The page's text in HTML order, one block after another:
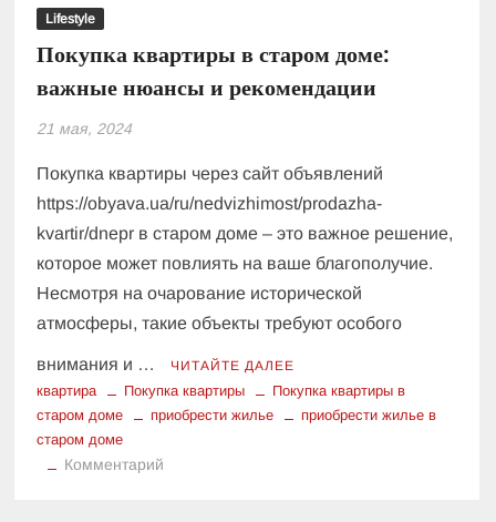
Lifestyle
Покупка квартиры в старом доме:
важные нюансы и рекомендации
21 мая, 2024
Покупка квартиры через сайт объявлений
https://obyava.ua/ru/nedvizhimost/prodazha-
kvartir/dnepr в старом доме – это важное решение,
которое может повлиять на ваше благополучие.
Несмотря на очарование исторической
атмосферы, такие объекты требуют особого
внимания и … ЧИТАЙТЕ ДАЛЕЕ
квартира Покупка квартиры
Покупка квартиры в
старом доме
приобрести жилье
приобрести жилье в
старом доме
Комментарий